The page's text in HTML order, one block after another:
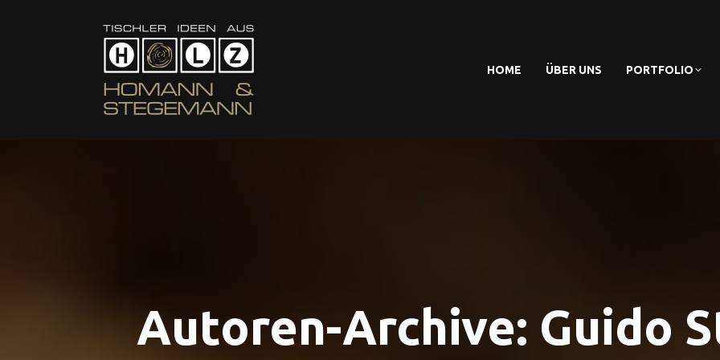
HOME ÜBER UNS PORTFOLIO
Autoren-Archive: Guido